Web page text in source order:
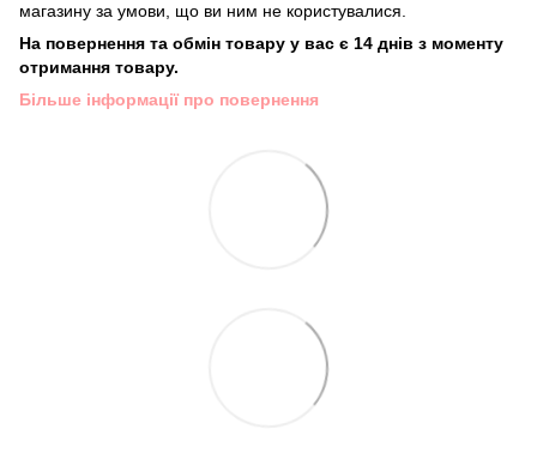
магазину за умови, що ви ним не користувалися.
На повернення та обмін товару у вас є 14 днів з моменту
отримання товару.
Більше інформації про повернення